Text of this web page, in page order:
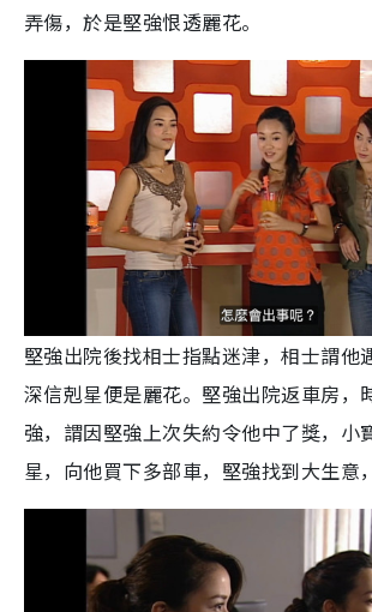
弄傷，於是堅強恨透麗花。
堅強出院後找相士指點迷津，相士謂他
深信剋星便是麗花。堅強出院返車房，
強，謂因堅強上次失約令他中了獎，小
星，向他買下多部車，堅強找到大生意